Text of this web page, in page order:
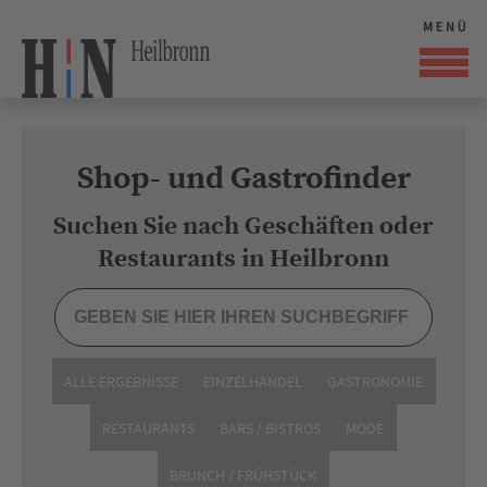
Shop- und Gastrofinder
Suchen Sie nach Geschäften oder
Restaurants in Heilbronn
ALLE ERGEBNISSE EINZELHANDEL GASTRONOMIE
RESTAURANTS BARS / BISTROS MODE
BRUNCH / FRÜHSTÜCK